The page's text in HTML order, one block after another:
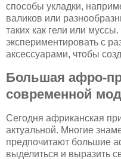
способы укладки,
валиков или
таких как гели или
экспериментировать с
аксессуарами, чтобы
Большая афро-
современной
Сегодня африканская
актуальной. Многие
предпочитают большие
выделиться и выразить